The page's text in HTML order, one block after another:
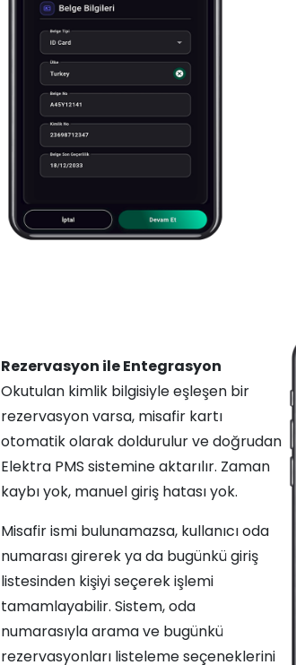
Rezervasyon ile Entegrasyon
Okutulan kimlik bilgisiyle eşleşen bir
rezervasyon varsa, misafir kartı
otomatik olarak doldurulur ve doğrudan
Elektra PMS sistemine aktarılır. Zaman
kaybı yok, manuel giriş hatası yok.
Misafir ismi bulunamazsa, kullanıcı oda
numarası girerek ya da bugünkü giriş
listesinden kişiyi seçerek işlemi
tamamlayabilir. Sistem, oda
numarasıyla arama ve bugünkü
rezervasyonları listeleme seçeneklerini